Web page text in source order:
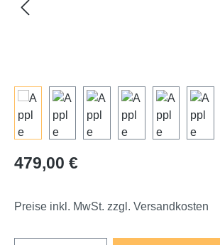
Regulärer Preis:
479,00 €
Preise inkl. MwSt. zzgl. Versandkosten